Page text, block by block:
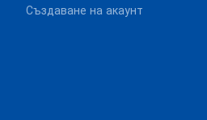
Създаване на акаунт